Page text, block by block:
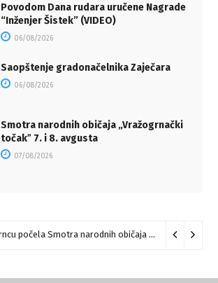
Povodom Dana rudara uručene Nagrade
“Inženjer Šistek” (VIDEO)
06/08/2026
Saopštenje gradonačelnika Zaječara
06/08/2026
Smotra narodnih običaja „Vražogrnački
točakˮ 7. i 8. avgusta
07/08/2026
U Vražogrncu počela Smotra narodnih običaja „Vražogrnački točak“